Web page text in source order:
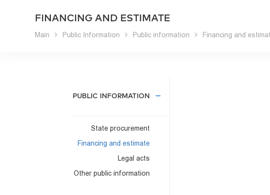
FINANCING AND ESTIMATE
Main Public Information Public information Financing and
PUBLIC INFORMATION
State procurement
Financing and estimate
Legal acts
Other public information